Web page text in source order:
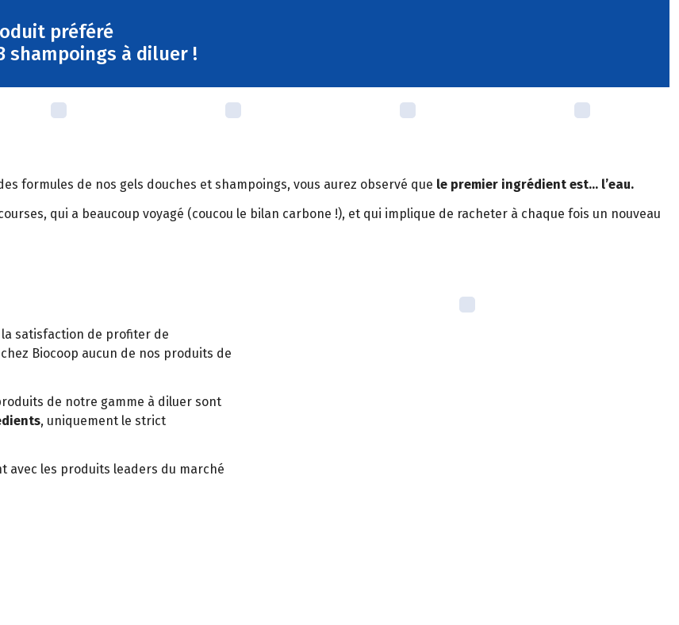
préféré
shampoings à diluer !
formules de nos gels douches et shampoings, vous aurez observé que le premier ingrédient est… l’eau.
qui a beaucoup voyagé (coucou le bilan carbone !), et qui implique de racheter à chaque fois un nouveau
satisfaction de profiter de
Biocoop aucun de nos produits de
de notre gamme à diluer sont
, uniquement le strict
avec les produits leaders du marché